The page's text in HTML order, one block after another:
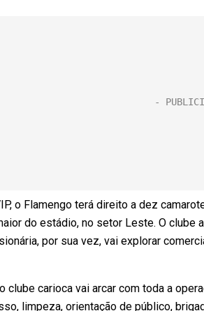
o Flamengo terá direito a dez
do estádio, no setor Leste. O
por sua vez, vai explorar
clube carioca vai arcar com toda a
limpeza, orientação de público,